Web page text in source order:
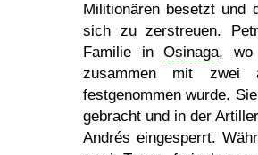
Militionären besetzt und
sich zu zerstreuen.
Familie inOsinaga, wo
zusammen mit zwei
festgenommen wurde.
gebracht und in der
Andrés eingesperrt.